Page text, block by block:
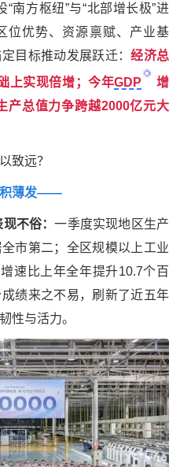
南方枢纽”与“北部增长极”进
位优势、资源禀赋、产业基
目标推动发展跃迁：经济总
上实现倍增；今年GDP
增
产总值力争跨越2000亿元大
远？
积薄发——
现不俗：一季度实现地区生产
市第二；全区规模以上工业
速比上年全年提升10.7个百
绩来之不易，刷新了近五年
性与活力。